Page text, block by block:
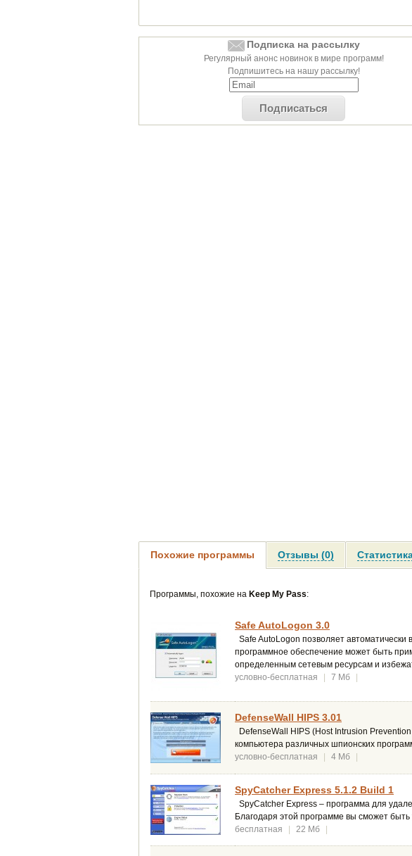
Подписка на рассылку
Регулярный анонс новинок в мире программ!
Подпишитесь на нашу рассылку!
Подписаться
Похожие программы Отзывы (0)
Программы, похожие на Keep My Pass:
Safe AutoLogon 3.0
Safe AutoLogon позволяет
программное обеспечение может быть
определенным сетевым ресурсам и
условно-бесплатная
| 7 Мб |
DefenseWall HIPS 3.01
DefenseWall HIPS (Host Intrusion
компьютера различных шпионских
условно-бесплатная
| 4 Мб |
SpyCatcher Express 5.1.2 Build 1
SpyCatcher Express – программа для
Благодаря этой программе вы сможет
бесплатная
| 22 Мб |